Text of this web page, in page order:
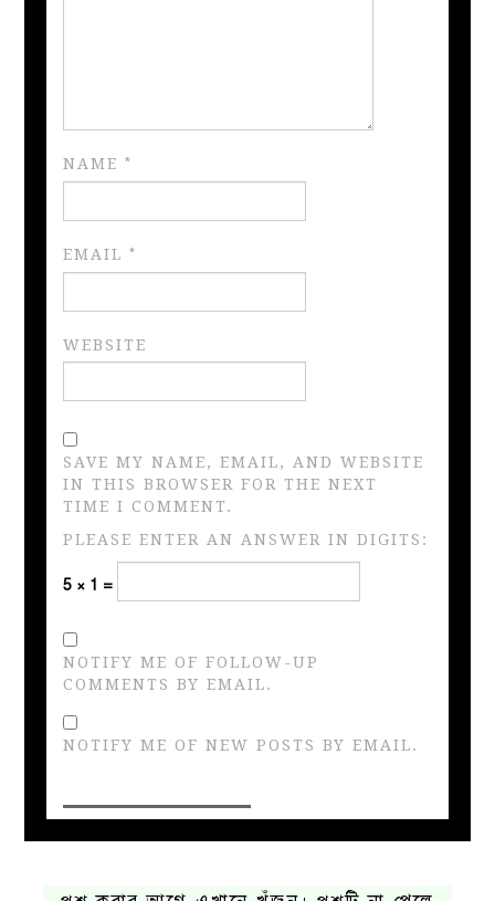
NAME*
EMAIL*
WEBSITE
SAVE MY NAME, EMAIL, AND WEBSITE
IN THIS BROWSER FOR THE NEXT
TIME I COMMENT.
PLEASE ENTER AN ANSWER IN DIGITS:
5 × 1 =
NOTIFY ME OF FOLLOW-UP
COMMENTS BY EMAIL.
NOTIFY ME OF NEW POSTS BY EMAIL.